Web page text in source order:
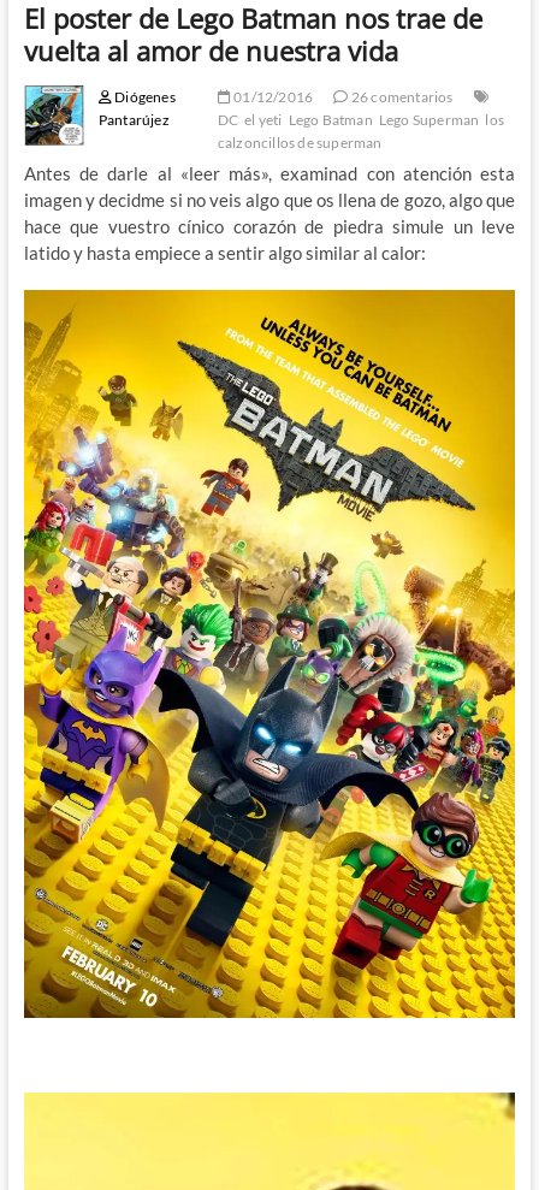
El poster de Lego Batman nos trae de
vuelta al amor de nuestra vida
Diógenes
Pantarújez
01/12/2016
26 comentarios
DC el yeti Lego Batman Lego Superman los
calzoncillos de superman
Antes de darle al «leer más», examinad con atención esta
imagen y decidme si no veis algo que os llena de gozo, algo que
hace que vuestro cínico corazón de piedra simule un leve
latido y hasta empiece a sentir algo similar al calor: